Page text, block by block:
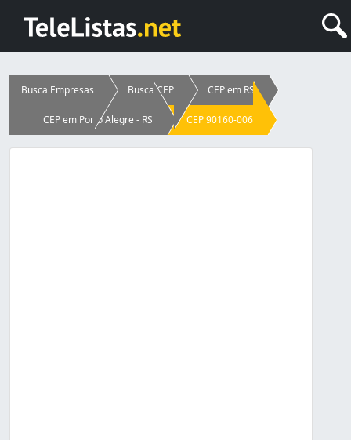
Busca Empresas Busca CEP CEP em RS
CEP em Porto Alegre - RS CEP 90160-006